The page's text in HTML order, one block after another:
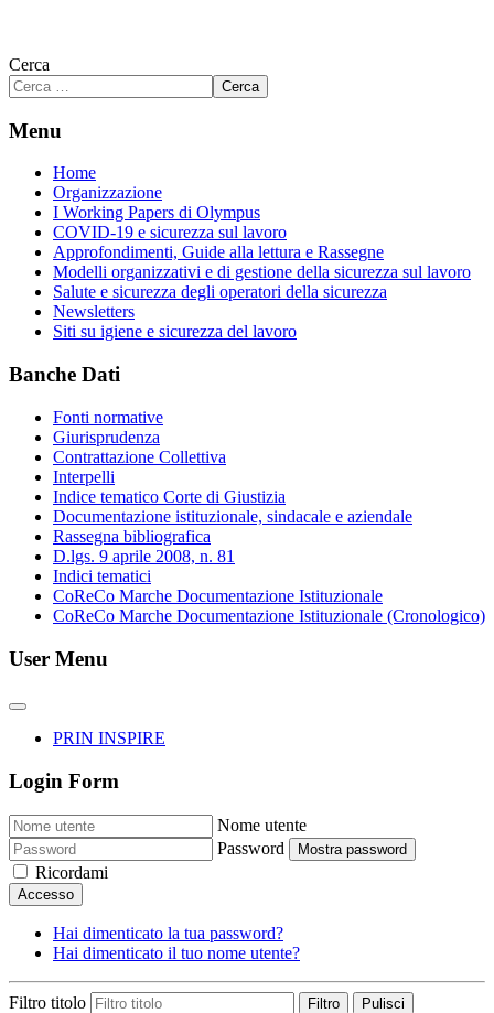
Cerca
Cerca
Menu
Home
Organizzazione
I Working Papers di Olympus
COVID-19 e sicurezza sul lavoro
Approfondimenti, Guide alla lettura e Rassegne
Modelli organizzativi e di gestione della sicurezza sul lavoro
Salute e sicurezza degli operatori della sicurezza
Newsletters
Siti su igiene e sicurezza del lavoro
Banche Dati
Fonti normative
Giurisprudenza
Contrattazione Collettiva
Interpelli
Indice tematico Corte di Giustizia
Documentazione istituzionale, sindacale e aziendale
Rassegna bibliografica
D.lgs. 9 aprile 2008, n. 81
Indici tematici
CoReCo Marche Documentazione Istituzionale
CoReCo Marche Documentazione Istituzionale (Cronologico)
User Menu
PRIN INSPIRE
Login Form
Nome utente
Password
Mostra password
Ricordami
Accesso
Hai dimenticato la tua password?
Hai dimenticato il tuo nome utente?
Filtro titolo Filtro Pulisci